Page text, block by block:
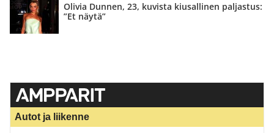
Olivia Dunnen, 23, kuvista kiusallinen paljastus:
”Et näytä”
Autot ja liikenne